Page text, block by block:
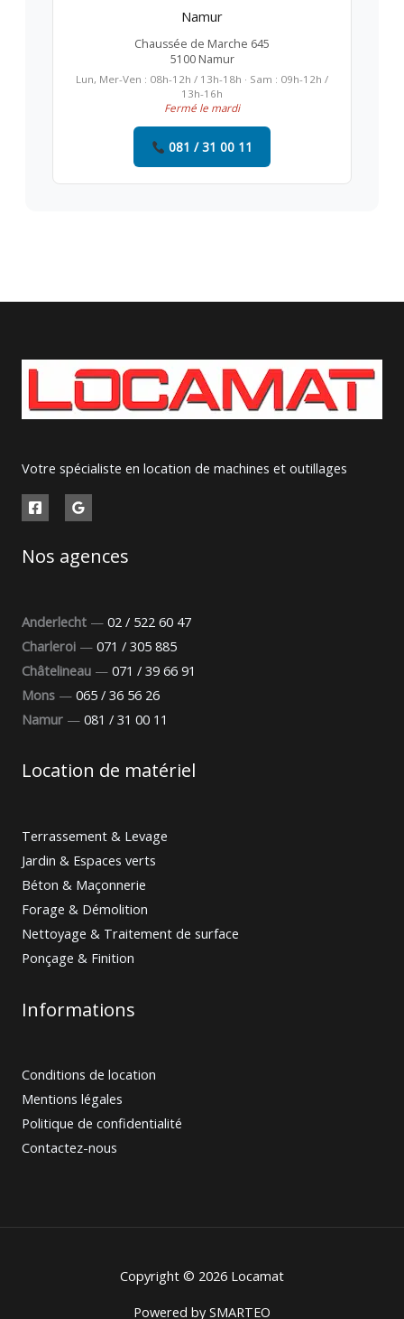
Namur
Chaussée de Marche 645
5100 Namur
Lun, Mer-Ven : 08h-12h / 13h-18h · Sam : 09h-12h /
13h-16h
Fermé le mardi
081 / 31 00 11
Votre spécialiste en location de machines et outillages
Nos agences
Anderlecht — 02 / 522 60 47
Charleroi — 071 / 305 885
Châtelineau — 071 / 39 66 91
Mons — 065 / 36 56 26
Namur — 081 / 31 00 11
Location de matériel
Terrassement & Levage
Jardin & Espaces verts
Béton & Maçonnerie
Forage & Démolition
Nettoyage & Traitement de surface
Ponçage & Finition
Informations
Conditions de location
Mentions légales
Politique de confidentialité
Contactez-nous
Copyright © 2026 Locamat
Powered bySMARTEO